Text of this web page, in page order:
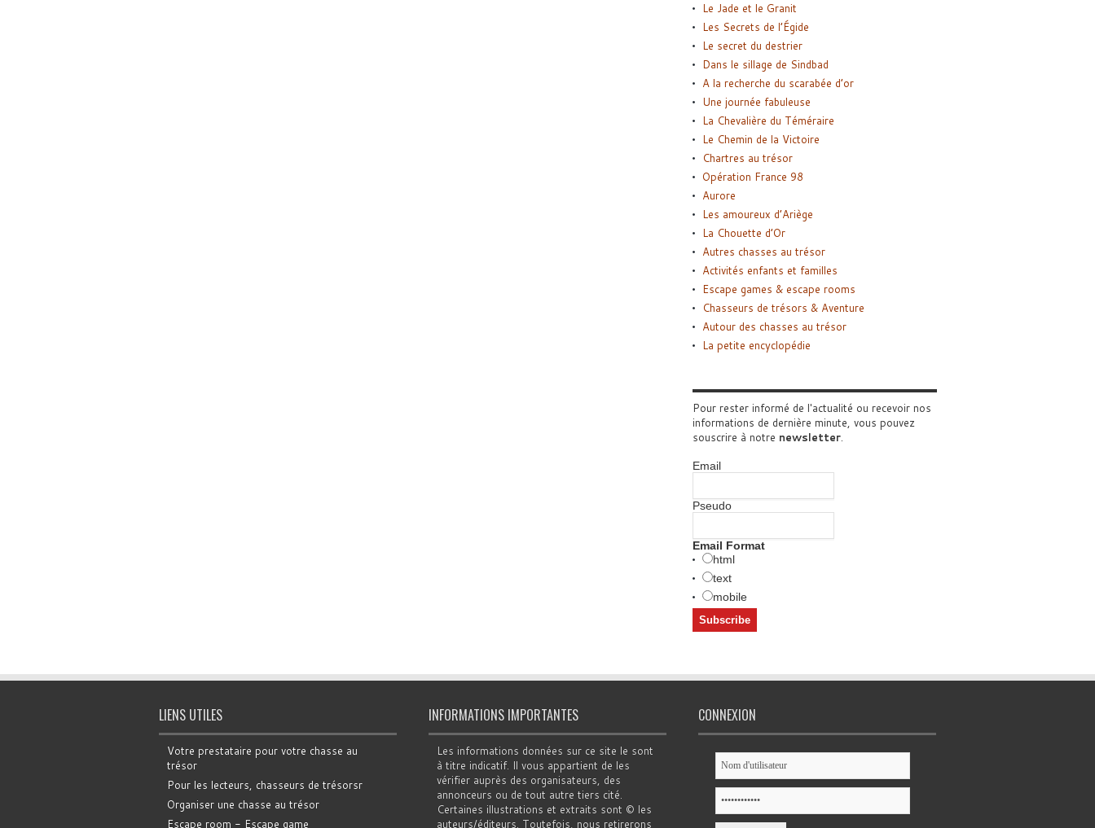
Le Jade et le Granit
Les Secrets de l’Égide
Le secret du destrier
Dans le sillage de Sindbad
A la recherche du scarabée d’or
Une journée fabuleuse
La Chevalière du Téméraire
Le Chemin de la Victoire
Chartres au trésor
Opération France 98
Aurore
Les amoureux d’Ariège
La Chouette d’Or
Autres chasses au trésor
Activités enfants et familles
Escape games & escape rooms
Chasseurs de trésors & Aventure
Autour des chasses au trésor
La petite encyclopédie
Pour rester informé de l'actualité ou recevoir nos
informations de dernière minute, vous pouvez
souscrire à notre newsletter.
Email
Pseudo
Email Format
html
text
mobile
LIENS UTILES
Votre prestataire pour votre chasse au
trésor
Pour les lecteurs, chasseurs de trésorsr
Organiser une chasse au trésor
Escape room - Escape game
INFORMATIONS IMPORTANTES
Les informations données sur ce site le sont
à titre indicatif. Il vous appartient de les
vérifier auprès des organisateurs, des
annonceurs ou de tout autre tiers cité.
Certaines illustrations et extraits sont © les
auteurs/éditeurs. Toutefois, nous retirerons
CONNEXION